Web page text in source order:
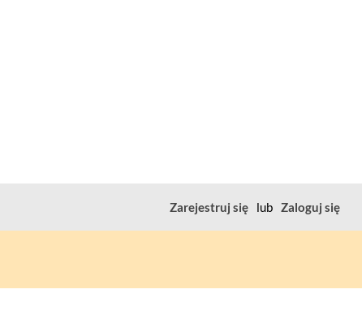
Zarejestruj się lub Zaloguj się